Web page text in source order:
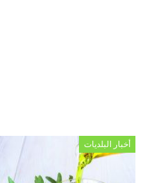
أخبار البلديات